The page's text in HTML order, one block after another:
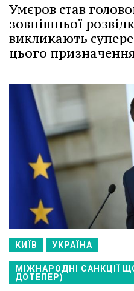
Умєров став
зовнішньої
викликають
цього
КИЇВ УКРАЇНА
МІЖНАРОДНІ САНКЦІЇ
ДОТЕПЕР)